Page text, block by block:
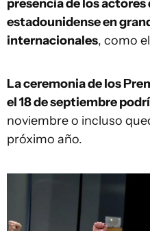
presencia de los
estadounidense en
internacionales, como
La ceremonia de los
el 18 de septiembre
noviembre o incluso
próximo año.